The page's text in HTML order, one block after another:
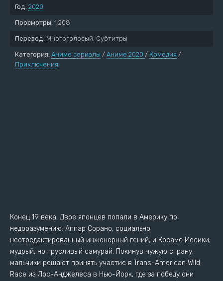
Год: 2020
Просмотры: 1 208
Перевод: Многоголосый, Субтитры
Категория: Аниме сериалы / Аниме 2020 / Комедия /
Приключения
Конец 19 века. Двое японцев попали в Америку по
недоразумению: Аппар Сорано, социально
неотредактированный инженерный гений, и Косаме Иссики,
мудрый, но трусливый самурай. Покинув чужую страну,
мальчики решают принять участие в Trans-American Wild
Race из Лос-Анджелеса в Нью-Йорк, где за победу они